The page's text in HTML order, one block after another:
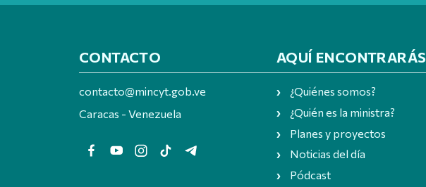
CONTACTO
contacto@mincyt.gob.ve
Caracas - Venezuela
AQUÍ ENCONTRARÁS
¿Quiénes somos?
¿Quién es la ministra?
Planes y proyectos
Noticias del día
Pódcast